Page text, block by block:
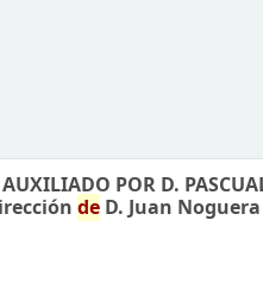
POR D.
de D. Juan